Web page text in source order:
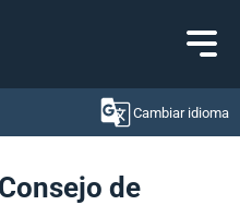
Cambiar idioma
de